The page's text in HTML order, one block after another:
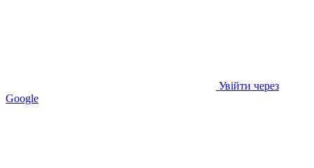
Увійти через
Google